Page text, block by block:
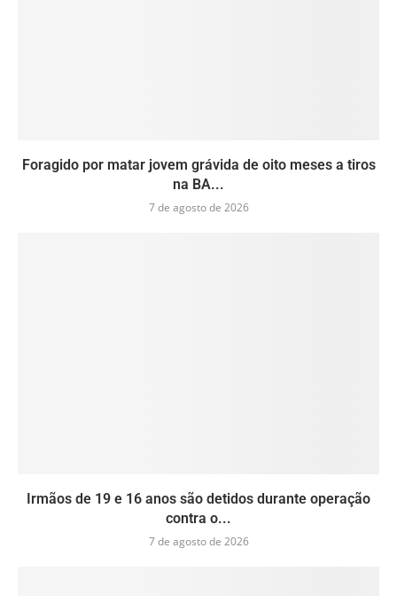
Foragido por matar jovem grávida de oito meses a tiros
na BA...
7 de agosto de 2026
Irmãos de 19 e 16 anos são detidos durante operação
contra o...
7 de agosto de 2026